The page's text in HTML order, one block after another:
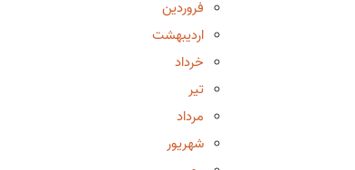
فروردین
اردیبهشت
خرداد
تیر
مرداد
شهریور